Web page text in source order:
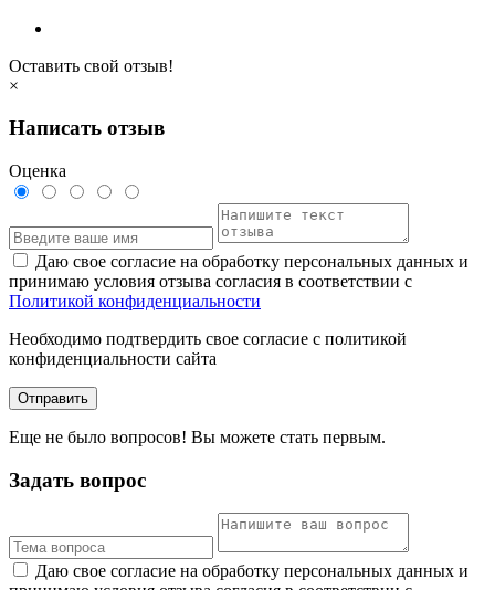
Оставить свой отзыв!
×
Написать отзыв
Оценка
Даю свое согласие на обработку персональных данных и
принимаю условия отзыва согласия в соответствии с
Политикой конфиденциальности
Необходимо подтвердить свое согласие с политикой
конфиденциальности сайта
Отправить
Еще не было вопросов! Вы можете стать первым.
Задать вопрос
Даю свое согласие на обработку персональных данных и